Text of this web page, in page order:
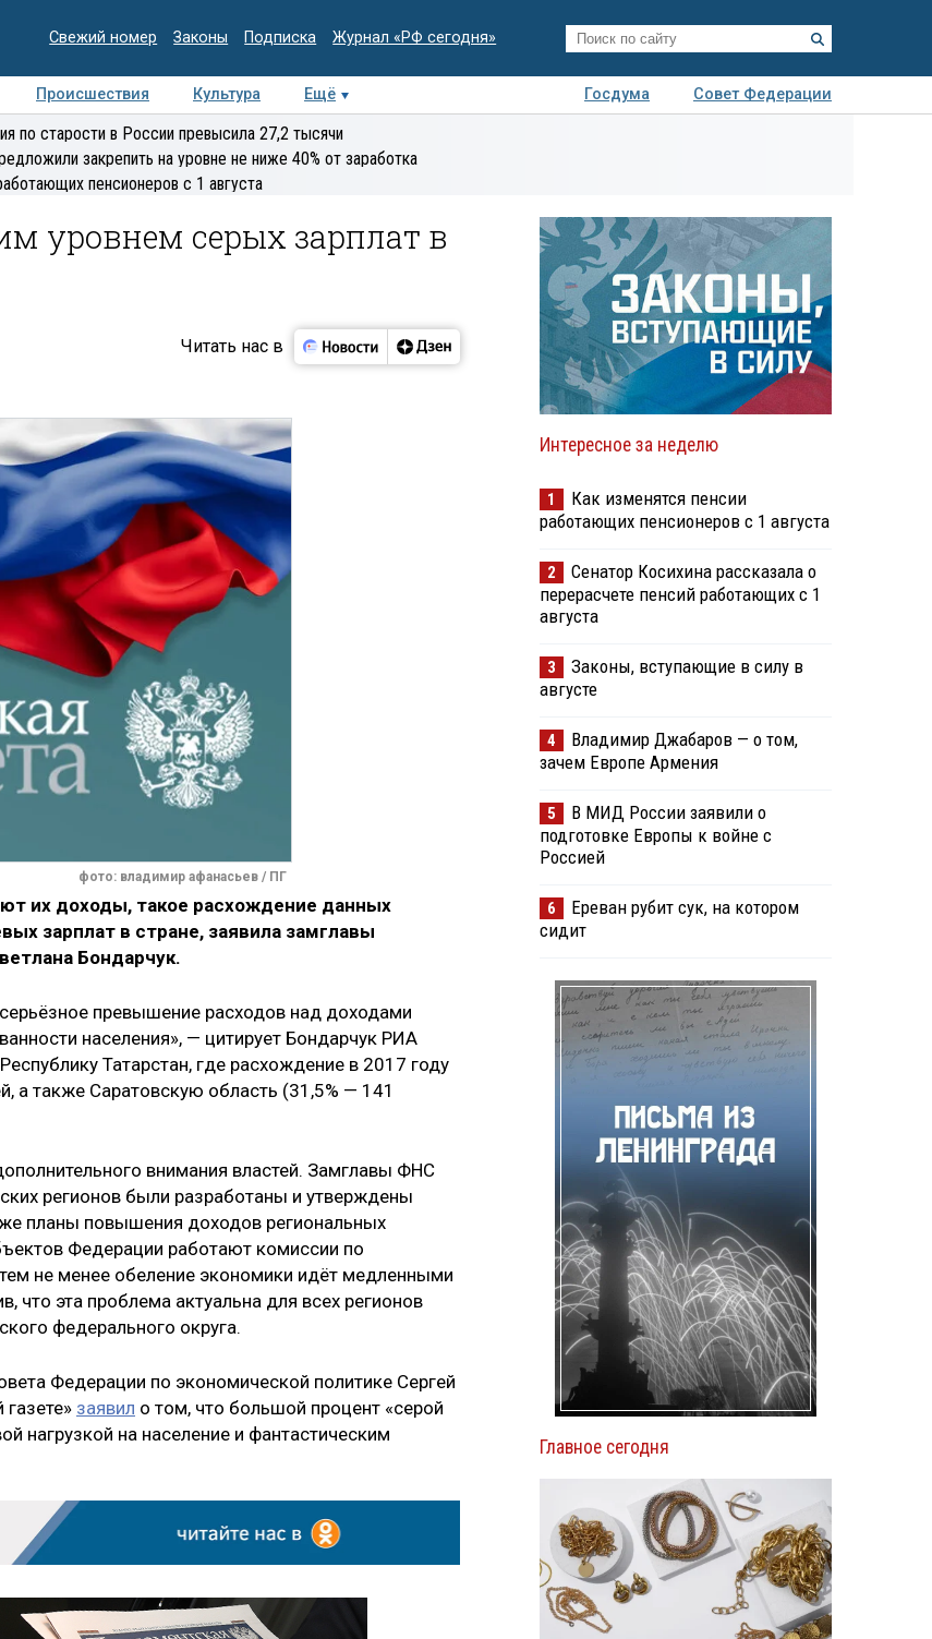
Свежий номер Законы Подписка Журнал «РФ сегодня»
Происшествия Культура Ещё Госдума
Совет Федерации
Интервью Колумнисты
экспертиза
по старости в России превысила 27,2 тысячи
закрепить на уровне не ниже 40% от заработка
пенсионеров с 1 августа
уровнем серых зарплат в
Читать нас в
фото: владимир афанасьев / ПГ
их доходы, такое расхождение данных
зарплат в стране, заявила замглавы
Бондарчук.
превышение расходов над доходами
населения», — цитирует Бондарчук РИА
Татарстан, где расхождение в 2017 году
а также Саратовскую область (31,5% — 141
внимания властей. Замглавы ФНС
регионов были разработаны и утверждены
планы повышения доходов региональных
Федерации работают комиссии по
не менее обеление экономики идёт медленными
что эта проблема актуальна для всех регионов
федерального округа.
Федерации по экономической политике Сергей
заявил о том, что большой процент «серой
нагрузкой на население и фантастическим
Интересное за неделю
1
Как изменятся пенсии
работающих пенсионеров с 1 августа
2
Сенатор Косихина рассказала о
перерасчете пенсий работающих с 1
августа
3
Законы, вступающие в силу в
августе
4
Владимир Джабаров — о том,
зачем Европе Армения
5
В МИД России заявили о
подготовке Европы к войне с
Россией
6
Ереван рубит сук, на котором
сидит
Главное сегодня